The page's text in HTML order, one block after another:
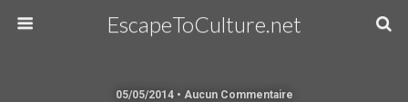
EscapeToCulture.net
05/05/2014 • Aucun Commentaire